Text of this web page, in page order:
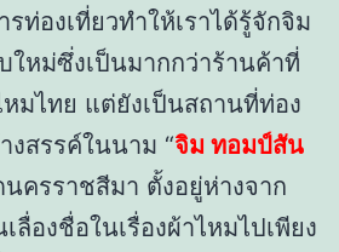
ท่องเที่ยวทำให้เราได้รู้จักจิม
หม่ซึ่งเป็นมากกว่าร้านค้าที่
มไทย แต่ยังเป็นสถานที่ท่อง
งสรรค์ในนาม “จิม ทอมป์สัน
นครราชสีมา ตั้งอยู่ห่างจาก
ลื่องชื่อในเรื่องผ้าไหมไปเพียง